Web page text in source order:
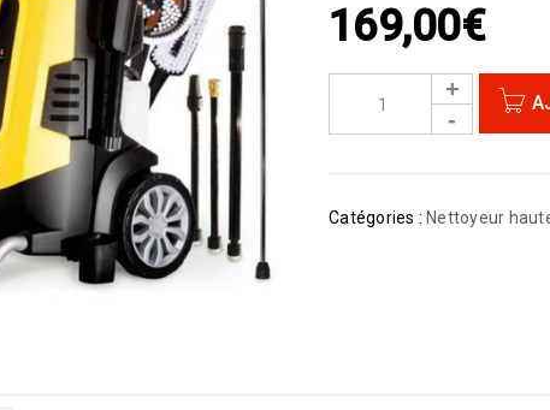
169,00€
Catégories : Nettoyeur